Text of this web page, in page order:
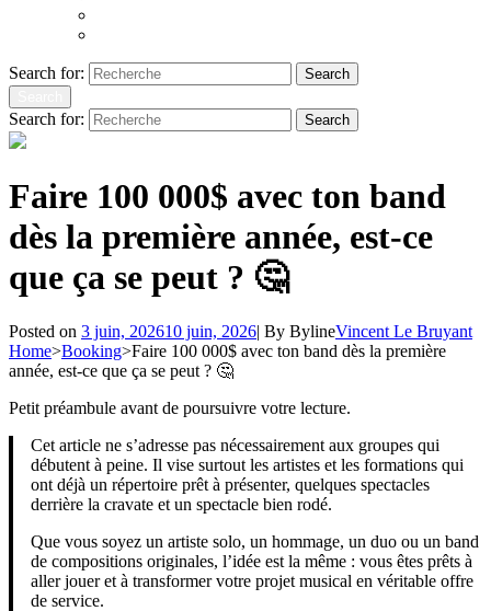
Search for:
Search
Search for: Search
Faire 100 000$ avec ton band
dès la première année, est-ce
que ça se peut ? 🤔
Posted on 3 juin, 202610 juin, 2026| By BylineVincent Le Bruyant
Home>Booking>Faire 100 000$ avec ton band dès la première
année, est-ce que ça se peut ? 🤔
Petit préambule avant de poursuivre votre lecture.
Cet article ne s’adresse pas nécessairement aux groupes qui
débutent à peine. Il vise surtout les artistes et les formations qui
ont déjà un répertoire prêt à présenter, quelques spectacles
derrière la cravate et un spectacle bien rodé.
Que vous soyez un artiste solo, un hommage, un duo ou un band
de compositions originales, l’idée est la même : vous êtes prêts à
aller jouer et à transformer votre projet musical en véritable offre
de service.